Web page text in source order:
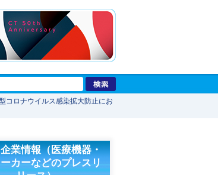
コロナウイルス感染拡大防止にお
業情報（医療機器・
カーなどのプレスリ